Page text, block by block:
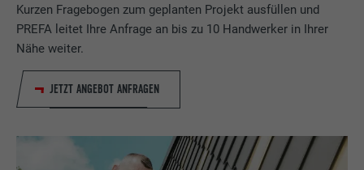
Kurzen Fragebogen zum geplanten Projekt ausfüllen und
PREFA leitet Ihre Anfrage an bis zu 10 Handwerker in Ihrer
Nähe weiter.
JETZT ANGEBOT ANFRAGEN